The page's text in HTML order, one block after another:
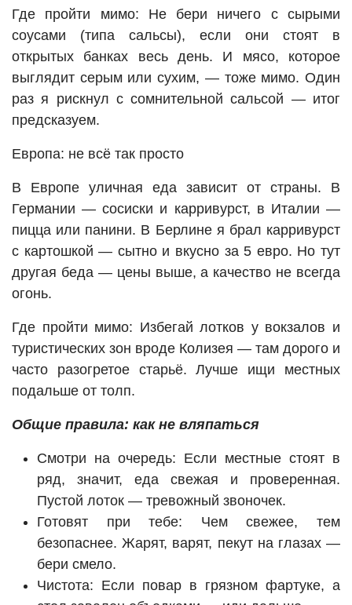
Где пройти мимо: Не бери ничего с сырыми
соусами (типа сальсы), если они стоят в
открытых банках весь день. И мясо, которое
выглядит серым или сухим, — тоже мимо. Один
раз я рискнул с сомнительной сальсой — итог
предсказуем.
Европа: не всё так просто
В Европе уличная еда зависит от страны. В
Германии — сосиски и карривурст, в Италии —
пицца или панини. В Берлине я брал карривурст
с картошкой — сытно и вкусно за 5 евро. Но тут
другая беда — цены выше, а качество не всегда
огонь.
Где пройти мимо: Избегай лотков у вокзалов и
туристических зон вроде Колизея — там дорого и
часто разогретое старьё. Лучше ищи местных
подальше от толп.
Общие правила: как не вляпаться
Смотри на очередь: Если местные стоят в
ряд, значит, еда свежая и проверенная.
Пустой лоток — тревожный звоночек.
Готовят при тебе: Чем свежее, тем
безопаснее. Жарят, варят, пекут на глазах —
бери смело.
Чистота: Если повар в грязном фартуке, а